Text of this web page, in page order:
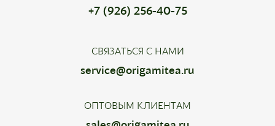
+7 (926) 256-40-75
СВЯЗАТЬСЯ С НАМИ
service@origamitea.ru
ОПТОВЫМ КЛИЕНТАМ